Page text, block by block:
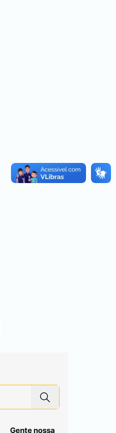
Gente nossa